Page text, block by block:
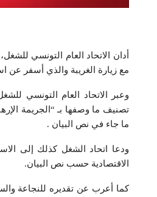
أدان الاتحاد العام التونسي
مع زيارة الغريبة والذي أسفر عن
وعبر الاتحاد العام التونسي
تصنيف ما وصفها بـ “الجريمة
ما جاء في نص البيان .
ودعا اتحاد الشغل كذلك إلى
الاقتصادية حسب نص البيان.
كما أعرب عن تقديره للنجاعة